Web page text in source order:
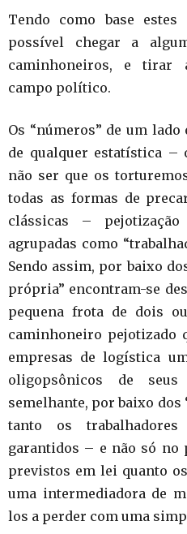
Tendo como base
possível chegar a
caminhoneiros, e tirar
campo político.
Os “números” de um
de qualquer estatística –
não ser que os
todas as formas de
clássicas –
agrupadas como
Sendo assim, por baixo
própria” encontram-se
pequena frota de dois
caminhoneiro pejotizado
empresas de logística
oligopsônicos de seus
semelhante, por baixo dos
tanto os
garantidos – e não só
previstos em lei quanto
uma intermediadora de
los a perder com uma